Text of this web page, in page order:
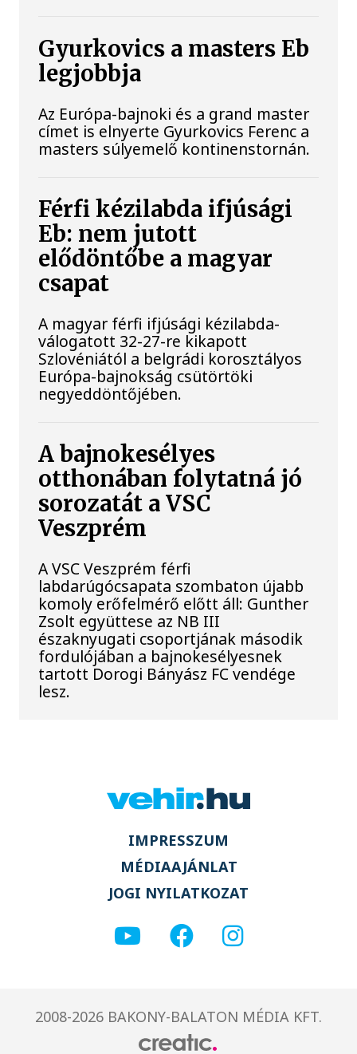
Gyurkovics a masters Eb
legjobbja
Az Európa-bajnoki és a grand master
címet is elnyerte Gyurkovics Ferenc a
masters súlyemelő kontinenstornán.
Férfi kézilabda ifjúsági
Eb: nem jutott
elődöntőbe a magyar
csapat
A magyar férfi ifjúsági kézilabda-
válogatott 32-27-re kikapott
Szlovéniától a belgrádi korosztályos
Európa-bajnokság csütörtöki
negyeddöntőjében.
A bajnokesélyes
otthonában folytatná jó
sorozatát a VSC
Veszprém
A VSC Veszprém férfi
labdarúgócsapata szombaton újabb
komoly erőfelmérő előtt áll: Gunther
Zsolt együttese az NB III
északnyugati csoportjának második
fordulójában a bajnokesélyesnek
tartott Dorogi Bányász FC vendége
lesz.
IMPRESSZUM
MÉDIAAJÁNLAT
JOGI NYILATKOZAT
2008-2026 BAKONY-BALATON MÉDIA KFT.